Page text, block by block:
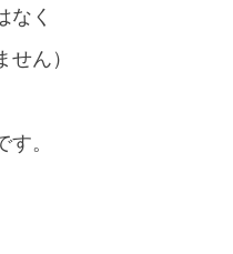
なく
ん）
。